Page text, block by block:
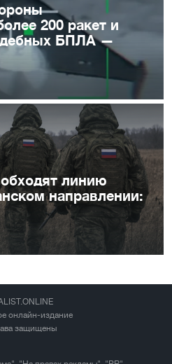
200 ракет и
БПЛА —
линию
направлении:
онлайн-издание
защищены